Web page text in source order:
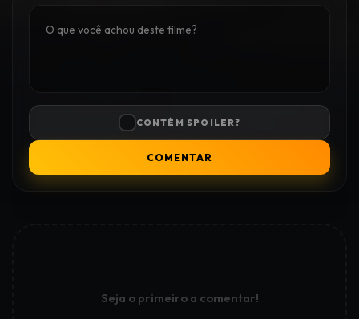
CONTÉM SPOILER?
COMENTAR
Seja o primeiro a comentar!